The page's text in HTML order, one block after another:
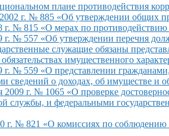
плане противодействия
г. № 885 «Об утверждении общих
г. № 815 «О мерах по
№ 557 «Об утверждении перечня
служащие обязаны
имущественного
г. № 559 «О представлении
о доходах, об имуществе и
2009 г. № 1065 «О проверке
службы, и федеральными
г. № 821 «О комиссиях по